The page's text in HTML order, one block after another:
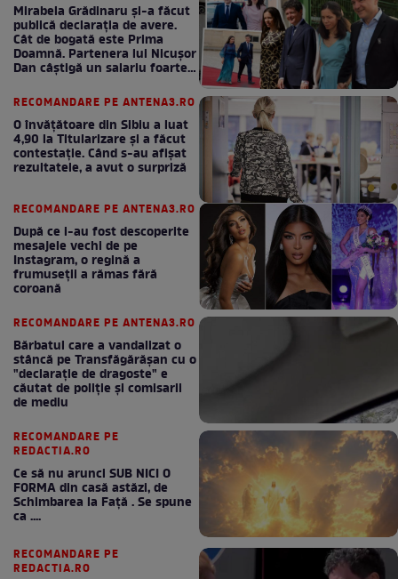
Mirabela Grădinaru și-a făcut
publică declarația de avere.
Cât de bogată este Prima
Doamnă. Partenera lui Nicușor
Dan câștigă un salariu foarte
RECOMANDARE PE ANTENA3.RO
O învățătoare din Sibiu a luat
4,90 la Titularizare și a făcut
contestație. Când s-au afișat
rezultatele, a avut o surpriză
RECOMANDARE PE ANTENA3.RO
După ce i-au fost descoperite
mesajele vechi de pe
Instagram, o regină a
frumuseții a rămas fără
coroană
RECOMANDARE PE ANTENA3.RO
Bărbatul care a vandalizat o
stâncă pe Transfăgărășan cu o
"declaraţie de dragoste" e
căutat de poliție și comisarii
de mediu
RECOMANDARE PE
REDACTIA.RO
Ce să nu arunci SUB NICI O
FORMA din casă astăzi, de
Schimbarea la Față . Se spune
ca ....
RECOMANDARE PE
REDACTIA.RO